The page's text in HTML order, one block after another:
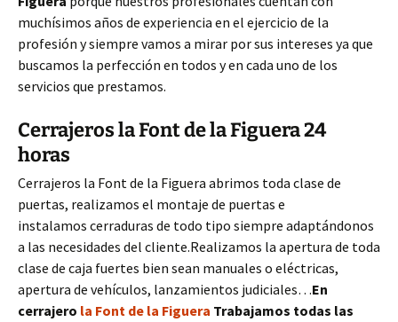
muchísimos años de experiencia en el ejercicio de la
profesión y siempre vamos a mirar por sus intereses ya que
buscamos la perfección en todos y en cada uno de los
servicios que prestamos.
Cerrajeros la Font de la Figuera 24
horas
Cerrajeros la Font de la Figuera abrimos toda clase de
puertas, realizamos el montaje de puertas e
instalamos cerraduras de todo tipo siempre adaptándonos
a las necesidades del cliente.Realizamos la apertura de toda
clase de caja fuertes bien sean manuales o eléctricas,
apertura de vehículos, lanzamientos judiciales…En
cerrajero la Font de la Figuera Trabajamos todas las